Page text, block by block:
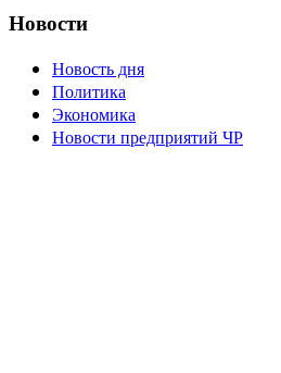
Новости
Новость дня
Политика
Экономика
Новости предприятий ЧР